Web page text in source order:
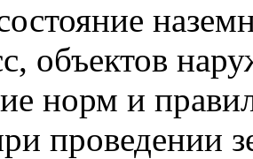
объектов
норм и
проведении